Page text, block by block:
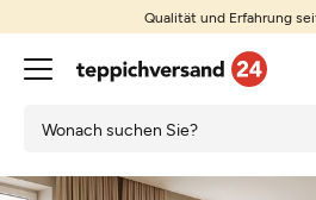
Qualität und Erfahrung